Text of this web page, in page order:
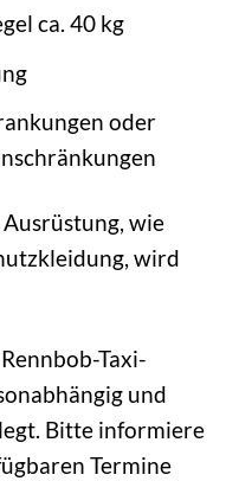
ca. 40 kg
oder
wie
wird
Taxi-
und
Bitte informiere
Termine